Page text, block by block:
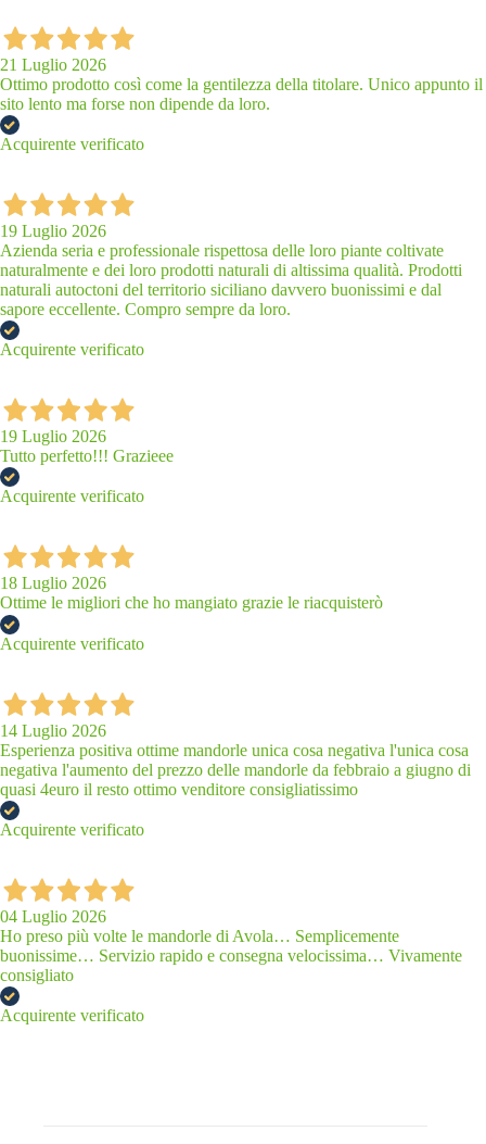
21 Luglio 2026
Ottimo prodotto così come la gentilezza della titolare. Unico appunto il
sito lento ma forse non dipende da loro.
Acquirente verificato
19 Luglio 2026
Azienda seria e professionale rispettosa delle loro piante coltivate
naturalmente e dei loro prodotti naturali di altissima qualità. Prodotti
naturali autoctoni del territorio siciliano davvero buonissimi e dal
sapore eccellente. Compro sempre da loro.
Acquirente verificato
19 Luglio 2026
Tutto perfetto!!! Grazieee
Acquirente verificato
18 Luglio 2026
Ottime le migliori che ho mangiato grazie le riacquisterò
Acquirente verificato
14 Luglio 2026
Esperienza positiva ottime mandorle unica cosa negativa l'unica cosa
negativa l'aumento del prezzo delle mandorle da febbraio a giugno di
quasi 4euro il resto ottimo venditore consigliatissimo
Acquirente verificato
04 Luglio 2026
Ho preso più volte le mandorle di Avola… Semplicemente
buonissime… Servizio rapido e consegna velocissima… Vivamente
consigliato
Acquirente verificato